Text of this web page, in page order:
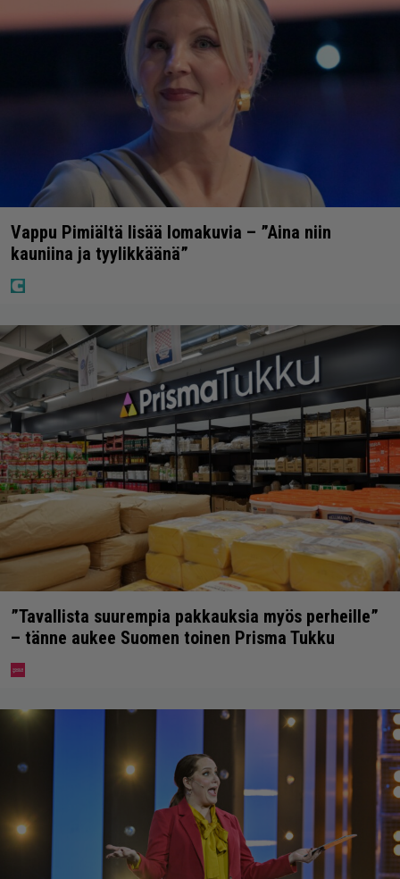
Vappu Pimiältä lisää lomakuvia – ”Aina niin
kauniina ja tyylikkäänä”
”Tavallista suurempia pakkauksia myös perheille”
– tänne aukee Suomen toinen Prisma Tukku